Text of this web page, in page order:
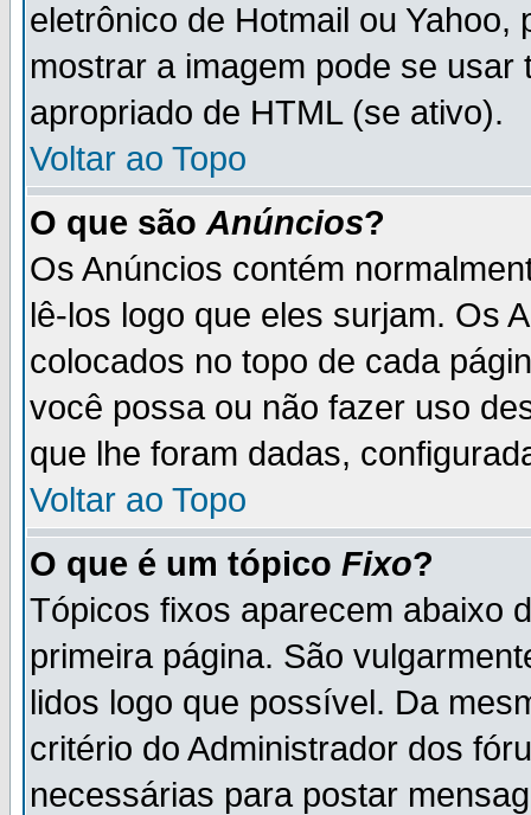
eletrônico de Hotmail ou
mostrar a imagem pode se
apropriado de HTML (se ativo).
Voltar ao Topo
O que são Anúncios?
Os Anúncios contém
lê-los logo que eles surjam. Os
colocados no topo de cada
você possa ou não fazer uso
que lhe foram dadas,
Voltar ao Topo
O que é um tópico Fixo?
Tópicos fixos aparecem abaixo
primeira página. São
lidos logo que possível. Da
critério do Administrador dos
necessárias para postar